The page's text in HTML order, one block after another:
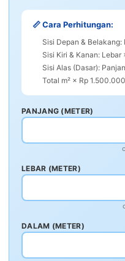
📏 Cara Perhitungan:
Sisi Depan &
Sisi Kiri & Kanan: Lebar
Sisi Alas (Dasar):
Total m² × Rp
PANJANG (METER)
LEBAR (METER)
DALAM (METER)